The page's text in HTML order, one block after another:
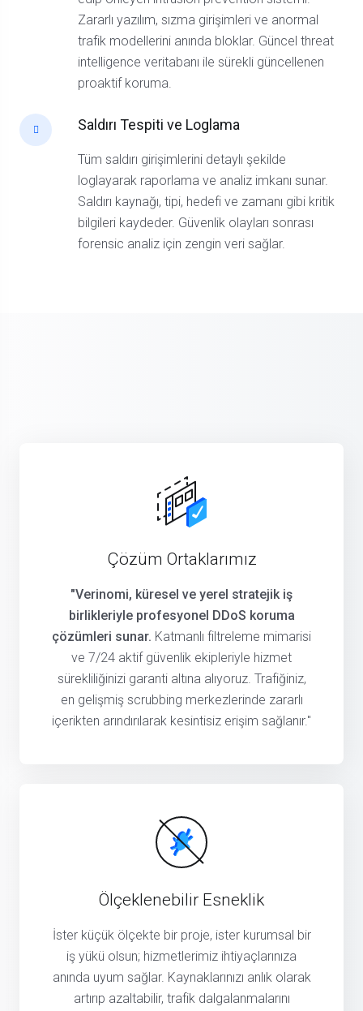
Zararlı yazılım, sızma girişimleri ve anormal
trafik modellerini anında bloklar. Güncel threat
intelligence veritabanı ile sürekli güncellenen
proaktif koruma.
Saldırı Tespiti ve Loglama
Tüm saldırı girişimlerini detaylı şekilde
loglayarak raporlama ve analiz imkanı sunar.
Saldırı kaynağı, tipi, hedefi ve zamanı gibi kritik
bilgileri kaydeder. Güvenlik olayları sonrası
forensic analiz için zengin veri sağlar.
Çözüm Ortaklarımız
"Verinomi, küresel ve yerel stratejik iş
birlikleriyle profesyonel DDoS koruma
çözümleri sunar. Katmanlı filtreleme mimarisi
ve 7/24 aktif güvenlik ekipleriyle hizmet
sürekliliğinizi garanti altına alıyoruz. Trafiğiniz,
en gelişmiş scrubbing merkezlerinde zararlı
içerikten arındırılarak kesintisiz erişim sağlanır."
Ölçeklenebilir Esneklik
İster küçük ölçekte bir proje, ister kurumsal bir
iş yükü olsun; hizmetlerimiz ihtiyaçlarınıza
anında uyum sağlar. Kaynaklarınızı anlık olarak
artırıp azaltabilir, trafik dalgalanmalarını